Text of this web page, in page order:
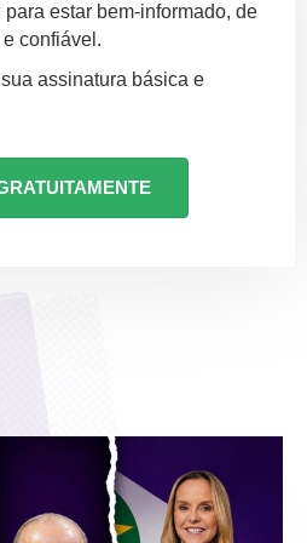
estar bem-informado, de
confiável.
assinatura básica e